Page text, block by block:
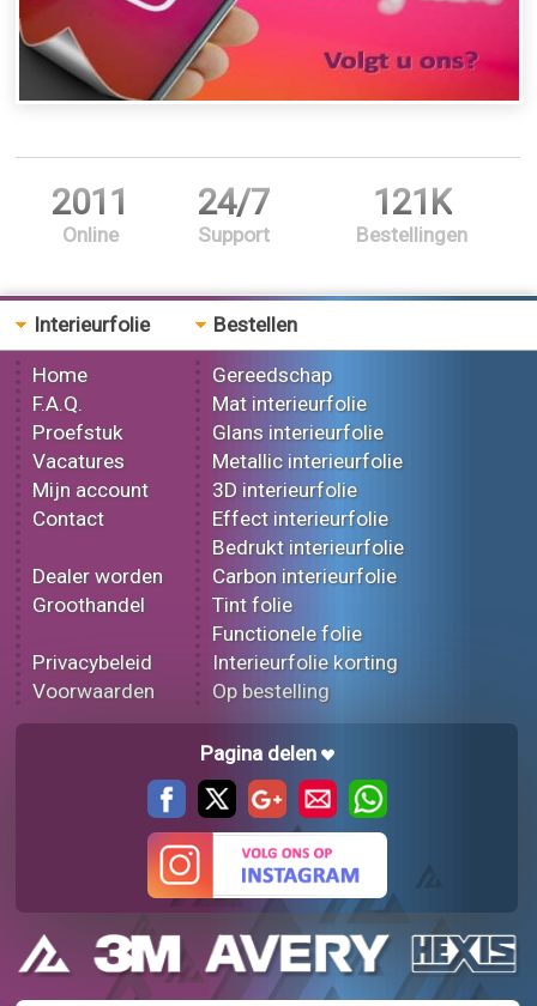
2011
Online
24/7
Support
121K
Bestellingen
Interieurfolie
Home
F.A.Q.
Proefstuk
Vacatures
Mijn account
Contact
Dealer worden
Groothandel
Privacybeleid
Voorwaarden
Bestellen
Gereedschap
Mat interieurfolie
Glans interieurfolie
Metallic interieurfolie
3D interieurfolie
Effect interieurfolie
Bedrukt interieurfolie
Carbon interieurfolie
Tint folie
Functionele folie
Interieurfolie korting
Op bestelling
Pagina delen